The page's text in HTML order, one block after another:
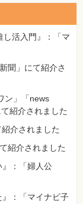
し活入門』：「マ
聞」にて紹介さ
ン」「news
紹介されました
介されました
紹介されました
』：「婦人公
』：「マイナビ子